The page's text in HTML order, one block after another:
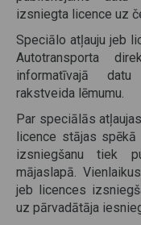
izsniegta licence uz
Speciālo atļauju jeb
Autotransporta
informatīvajā
rakstveida lēmumu.
Par speciālās
licence stājas
izsniegšanu tiek
mājaslapā.
jeb licences
uz pārvadātāja